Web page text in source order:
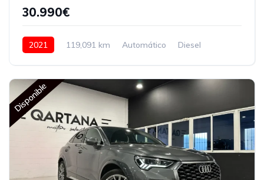
30.990€
2021 119,091 km Automático
Diesel
Disponible